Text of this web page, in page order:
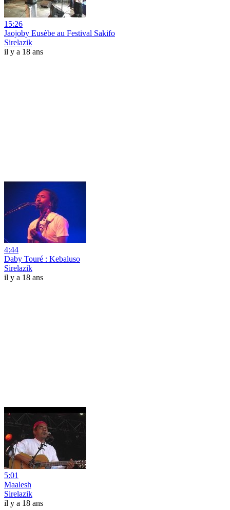
15:26
Jaojoby Eusèbe au Festival Sakifo
Sirelazik
il y a 18 ans
4:44
Daby Touré : Kebaluso
Sirelazik
il y a 18 ans
5:01
Maalesh
Sirelazik
il y a 18 ans